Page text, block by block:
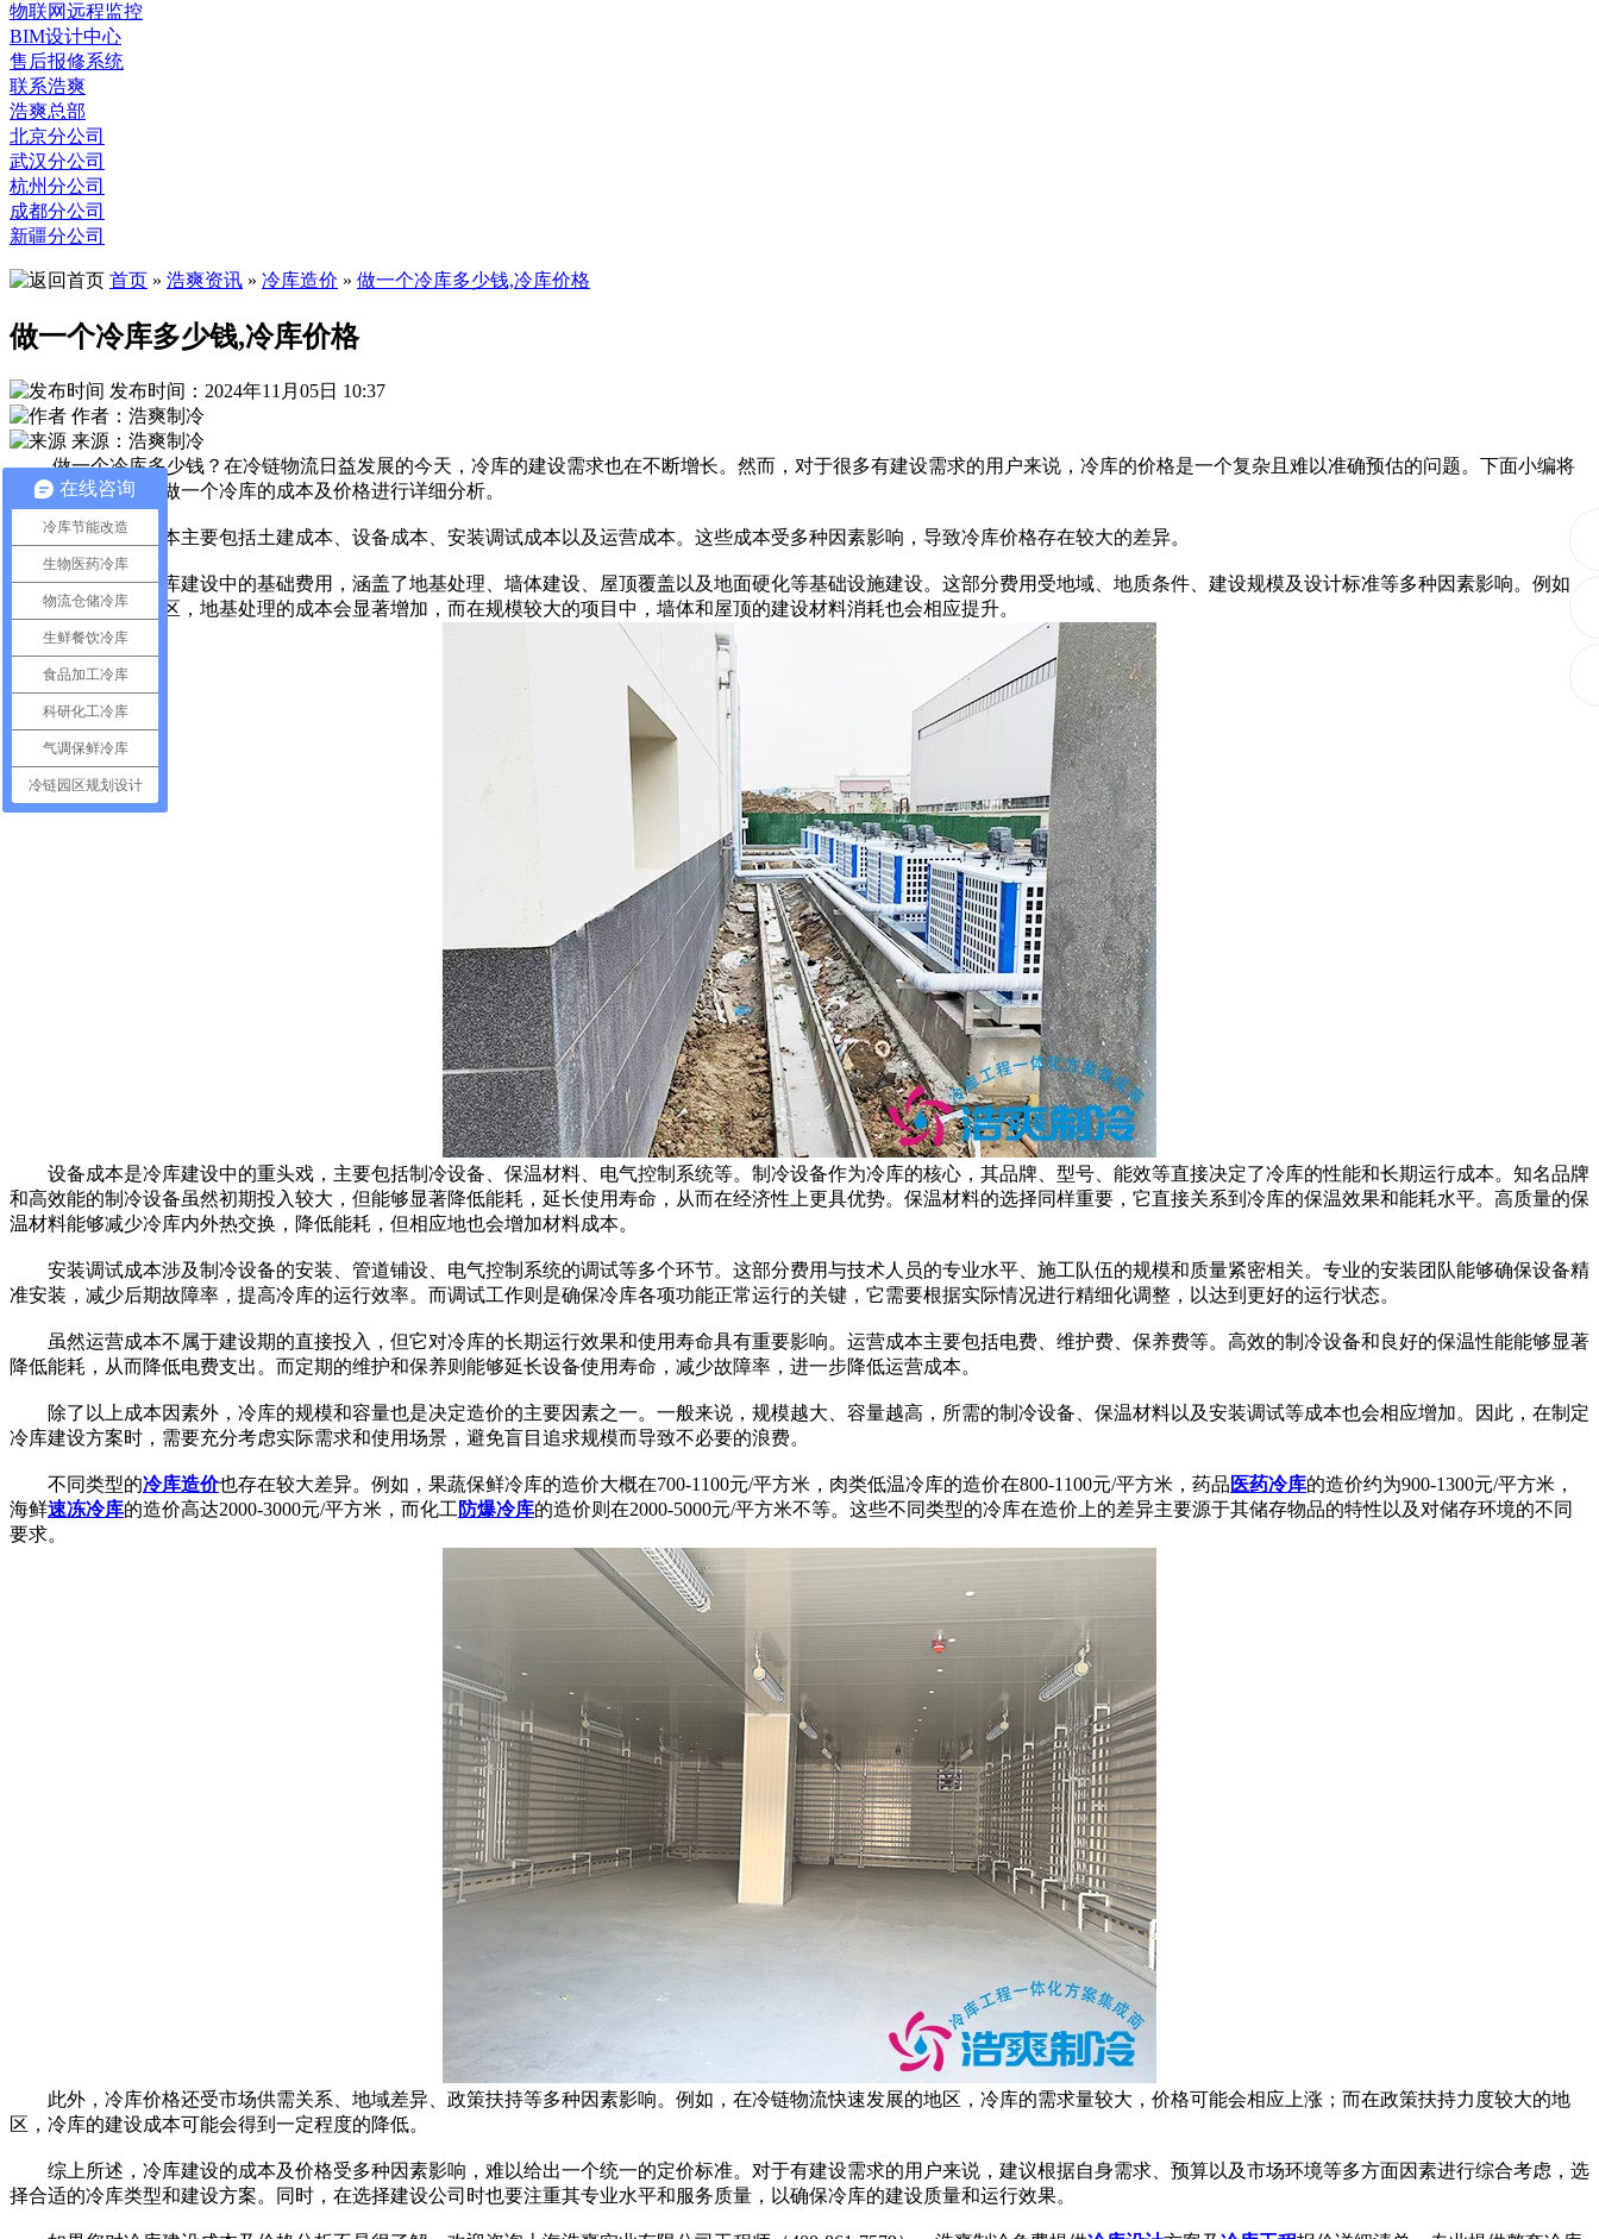
物联网远程监控
BIM设计中心
售后报修系统
联系浩爽
浩爽总部
北京分公司
武汉分公司
杭州分公司
成都分公司
新疆分公司
首页 » 浩爽资讯 » 冷库造价 » 做一个冷库多少钱,冷库价格
做一个冷库多少钱,冷库价格
发布时间：2024年11月05日 10:37
作者：浩爽制冷
来源：浩爽制冷
做一个冷库多少钱？在冷链物流日益发展的今天，冷库的建设需求也在不断增长。然而，对于很多有建设需求的用户来说，冷库的价格是一个复杂且难以准确预估的问题。下面小编将
结合多个因素，对做一个冷库的成本及价格进行详细分析。
冷库建设的成本主要包括土建成本、设备成本、安装调试成本以及运营成本。这些成本受多种因素影响，导致冷库价格存在较大的差异。
土建成本是冷库建设中的基础费用，涵盖了地基处理、墙体建设、屋顶覆盖以及地面硬化等基础设施建设。这部分费用受地域、地质条件、建设规模及设计标准等多种因素影响。例如，
地质条件复杂的地区，地基处理的成本会显著增加，而在规模较大的项目中，墙体和屋顶的建设材料消耗也会相应提升。
设备成本是冷库建设中的重头戏，主要包括制冷设备、保温材料、电气控制系统等。制冷设备作为冷库的核心，其品牌、型号、能效等直接决定了冷库的性能和长期运行成本。知名品牌
和高效能的制冷设备虽然初期投入较大，但能够显著降低能耗，延长使用寿命，从而在经济性上更具优势。保温材料的选择同样重要，它直接关系到冷库的保温效果和能耗水平。高质量的保
温材料能够减少冷库内外热交换，降低能耗，但相应地也会增加材料成本。
安装调试成本涉及制冷设备的安装、管道铺设、电气控制系统的调试等多个环节。这部分费用与技术人员的专业水平、施工队伍的规模和质量紧密相关。专业的安装团队能够确保设备精
准安装，减少后期故障率，提高冷库的运行效率。而调试工作则是确保冷库各项功能正常运行的关键，它需要根据实际情况进行精细化调整，以达到更好的运行状态。
虽然运营成本不属于建设期的直接投入，但它对冷库的长期运行效果和使用寿命具有重要影响。运营成本主要包括电费、维护费、保养费等。高效的制冷设备和良好的保温性能能够显著
降低能耗，从而降低电费支出。而定期的维护和保养则能够延长设备使用寿命，减少故障率，进一步降低运营成本。
除了以上成本因素外，冷库的规模和容量也是决定造价的主要因素之一。一般来说，规模越大、容量越高，所需的制冷设备、保温材料以及安装调试等成本也会相应增加。因此，在制定
冷库建设方案时，需要充分考虑实际需求和使用场景，避免盲目追求规模而导致不必要的浪费。
不同类型的冷库造价也存在较大差异。例如，果蔬保鲜冷库的造价大概在700-1100元/平方米，肉类低温冷库的造价在800-1100元/平方米，药品 医药冷库的造价约为900-1300元/平方米，
海鲜速冻冷库的造价高达2000-3000元/平方米，而化工 防爆冷库的造价则在2000-5000元/平方米不等。这些不同类型的冷库在造价上的差异主要源于其储存物品的特性以及对储存环境的不同
要求。
此外，冷库价格还受市场供需关系、地域差异、政策扶持等多种因素影响。例如，在冷链物流快速发展的地区，冷库的需求量较大，价格可能会相应上涨；而在政策扶持力度较大的地
区，冷库的建设成本可能会得到一定程度的降低。
综上所述，冷库建设的成本及价格受多种因素影响，难以给出一个统一的定价标准。对于有建设需求的用户来说，建议根据自身需求、预算以及市场环境等多方面因素进行综合考虑，选
择合适的冷库类型和建设方案。同时，在选择建设公司时也要注重其专业水平和服务质量，以确保冷库的建设质量和运行效果。
在线咨询
冷库节能改造
生物医药冷库
物流仓储冷库
生鲜餐饮冷库
食品加工冷库
科研化工冷库
气调保鲜冷库
冷链园区规划设计